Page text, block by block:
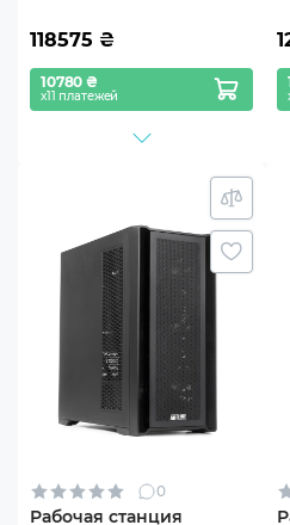
118575 ₴
10780 ₴
х11 платежей
0
Рабочая станция